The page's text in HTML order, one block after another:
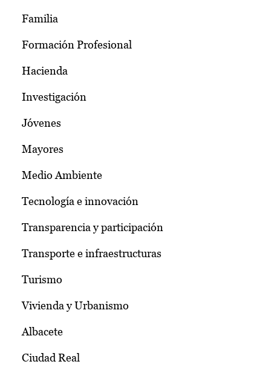
Familia
Formación Profesional
Hacienda
Investigación
Jóvenes
Mayores
Medio Ambiente
Tecnología e innovación
Transparencia y participación
Transporte e infraestructuras
Turismo
Vivienda y Urbanismo
Albacete
Ciudad Real